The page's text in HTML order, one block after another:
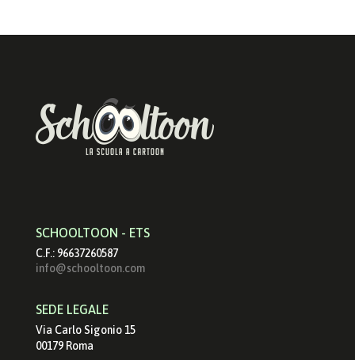
SCHOOLTOON - ETS
C.F.: 96637260587
info@schooltoon.com
SEDE LEGALE
Via Carlo Sigonio 15
00179 Roma